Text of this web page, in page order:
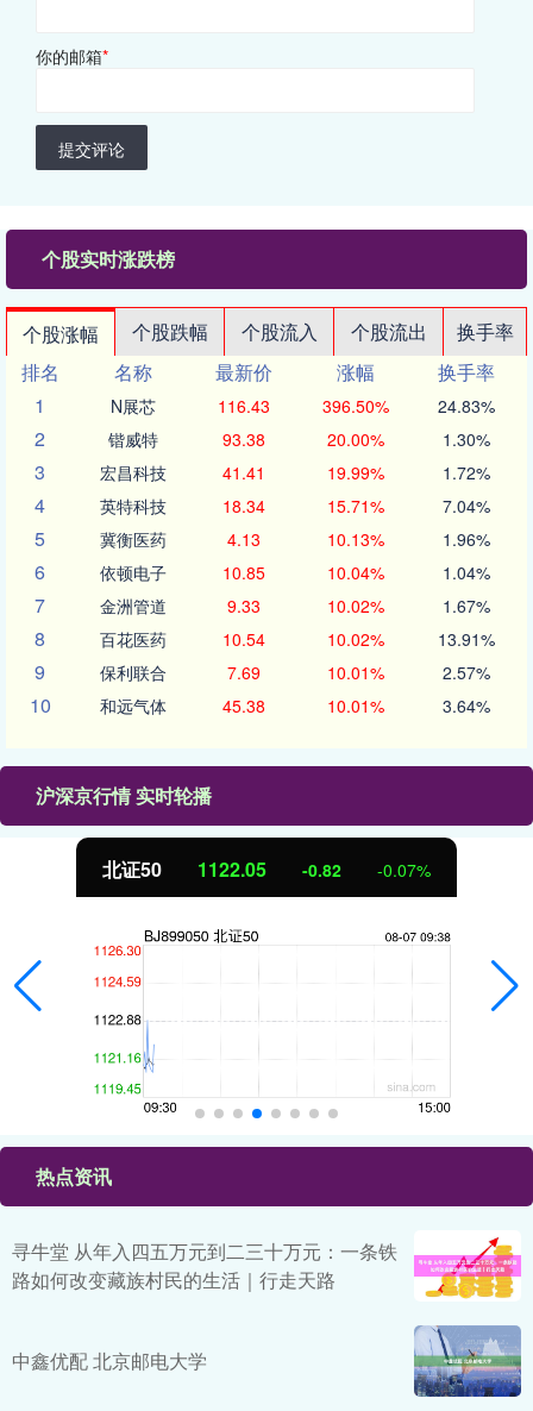
你的邮箱*
提交评论
个股实时涨跌榜
个股涨幅 个股跌幅 个股流入 个股流出
换手率
排名
名称 最新价 涨幅
换手率
1
N展芯 116.43 396.50% 24.83%
2 锴威特 93.38 20.00% 1.30%
3 宏昌科技 41.41 19.99% 1.72%
4 英特科技 18.34 15.71% 7.04%
5 冀衡医药 4.13 10.13% 1.96%
6 依顿电子 10.85 10.04% 1.04%
7 金洲管道 9.33 10.02% 1.67%
8 百花医药 10.54 10.02% 13.91%
9 保利联合 7.69 10.01% 2.57%
10 和远气体 45.38 10.01% 3.64%
沪深京行情 实时轮播
北证50 1121.59 -1.29 -0.12%
热点资讯
寻牛堂 从年入四五万元到二三十万元：一条铁
路如何改变藏族村民的生活｜行走天路
中鑫优配 北京邮电大学